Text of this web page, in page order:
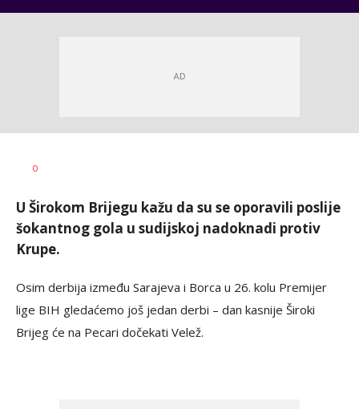
AUTOR
0
U Širokom Brijegu kažu da su se oporavili poslije
šokantnog gola u sudijskoj nadoknadi protiv
Krupe.
Osim derbija između Sarajeva i Borca u 26. kolu Premijer
lige BIH gledaćemo još jedan derbi – dan kasnije Široki
Brijeg će na Pecari dočekati Velež.